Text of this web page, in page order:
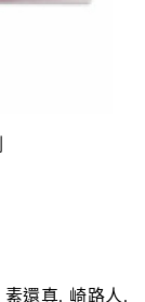
素還真, 崎路人,